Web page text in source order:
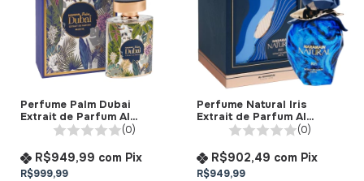
Perfume Palm Dubai
Extrait de Parfum Al
Haramain
(0)
R$999,99
R$949,99 com Pix
Perfume Natural Iris
Extrait de Parfum Al
Haramain
(0)
R$949,99
R$902,49 com Pix